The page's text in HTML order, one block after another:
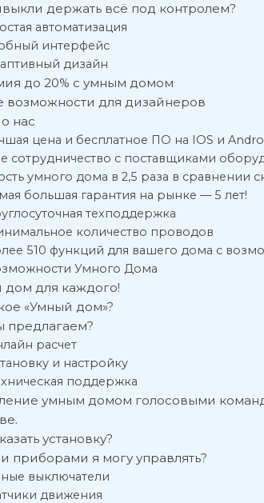
держать всё под контролем?
автоматизация
интерфейс
дизайн
до 20% с умным домом
возможности для дизайнеров
нас
цена и бесплатное ПО на IOS и
сотрудничество с поставщиками
умного дома в 2,5 раза в сравнении
большая гарантия на рынке — 5 лет!
техподдержка
количество проводов
510 функций для вашего дома с
Умного Дома
для каждого!
«Умный дом»?
предлагаем?
расчет
и настройку
поддержка
умным домом голосовыми
установку?
приборами я могу управлять?
выключатели
движения